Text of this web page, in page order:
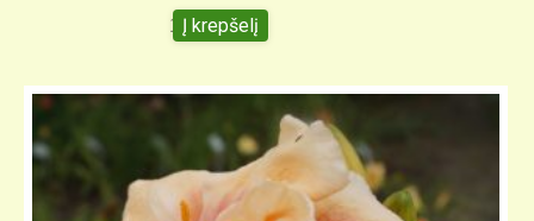
12,00€
Į krepšelį